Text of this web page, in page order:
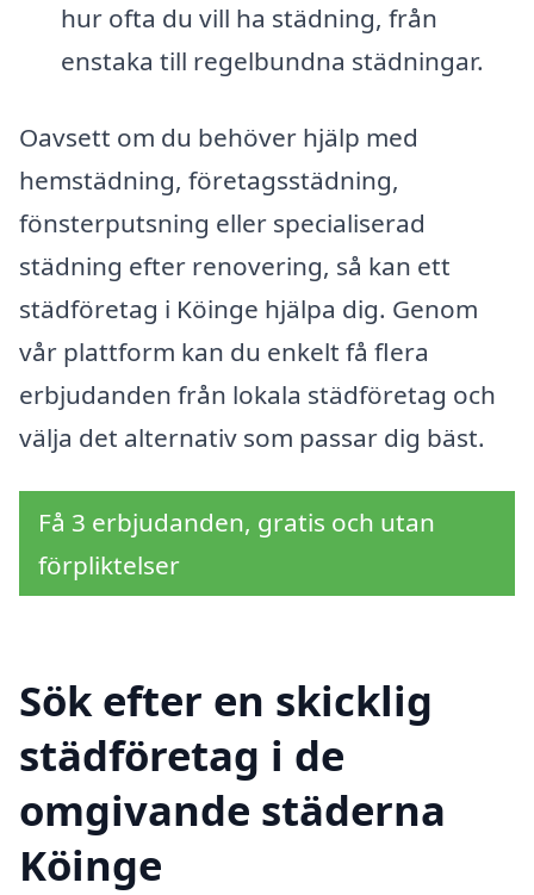
hur ofta du vill ha städning, från
enstaka till regelbundna städningar.
Oavsett om du behöver hjälp med
hemstädning, företagsstädning,
fönsterputsning eller specialiserad
städning efter renovering, så kan ett
städföretag i Köinge hjälpa dig. Genom
vår plattform kan du enkelt få flera
erbjudanden från lokala städföretag och
välja det alternativ som passar dig bäst.
Få 3 erbjudanden, gratis och utan
förpliktelser
Sök efter en skicklig
städföretag i de
omgivande städerna
Köinge